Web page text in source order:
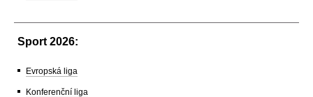
Sport 2026:
Evropská liga
Konferenční liga